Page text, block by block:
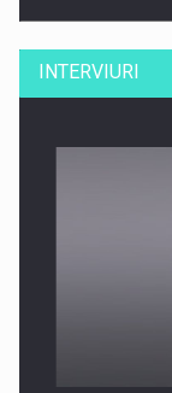
Producatorii si
INTERVIURI